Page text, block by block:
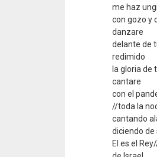
me haz
con gozo y
danzare
delante de
redimido
la gloria de
cantare
con el
//toda la
cantando
diciendo de
El es el